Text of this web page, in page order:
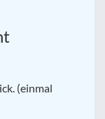
(einmal